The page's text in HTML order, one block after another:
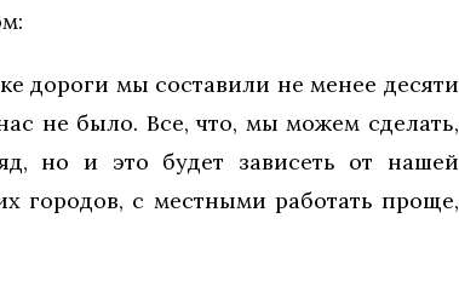
дороги мы составили не менее десяти
не было. Все, что, мы можем сделать,
но и это будет зависеть от нашей
городов, с местными работать проще,